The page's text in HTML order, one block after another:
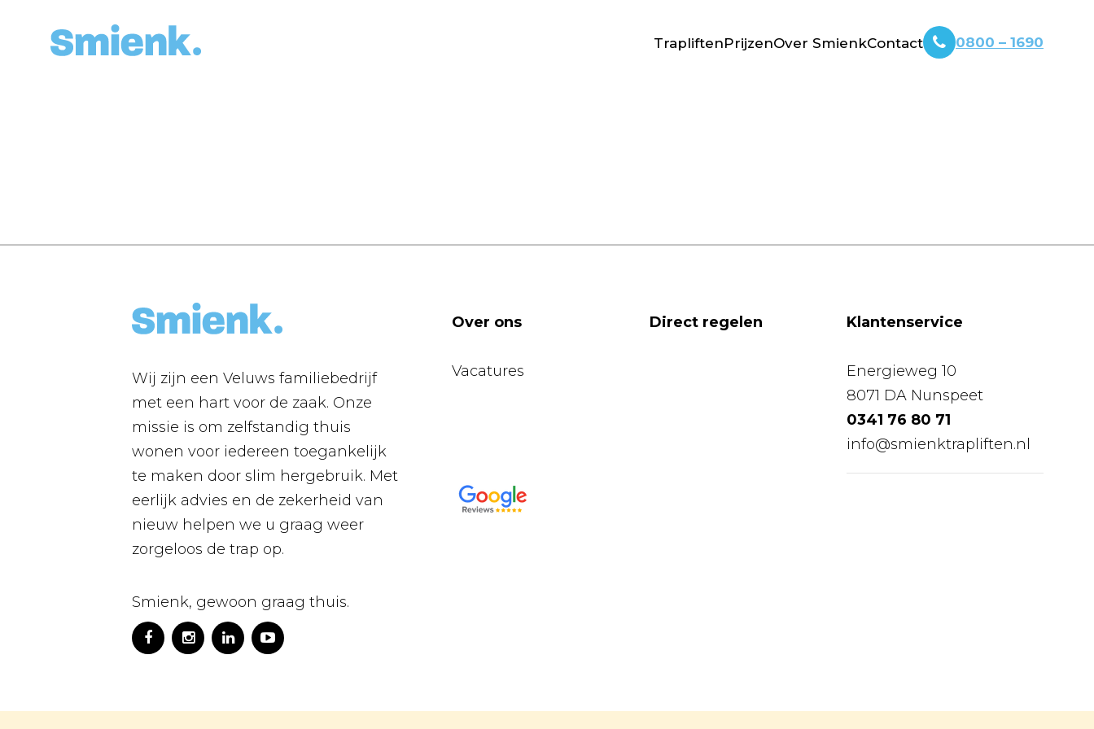
TrapliftenPrijzenOver SmienkContact 0800 – 1690
Wij zijn een Veluws familiebedrijf
met een hart voor de zaak. Onze
missie is om zelfstandig thuis
wonen voor iedereen toegankelijk
te maken door slim hergebruik. Met
eerlijk advies en de zekerheid van
nieuw helpen we u graag weer
zorgeloos de trap op.
Smienk, gewoon graag thuis.
Over ons
Vacatures
Direct regelen Klantenservice
Energieweg 10
8071 DA Nunspeet
0341 76 80 71
info@smienktrapliften.nl